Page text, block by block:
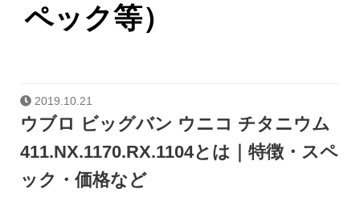
ペック等）
2019.10.21
ウブロ ビッグバン ウニコ チタニウム
411.NX.1170.RX.1104とは｜特徴・スペ
ック・価格など